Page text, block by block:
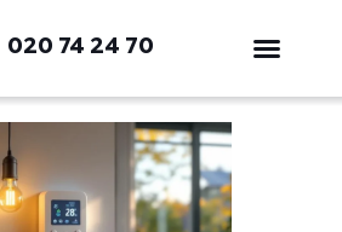
020 74 24 70